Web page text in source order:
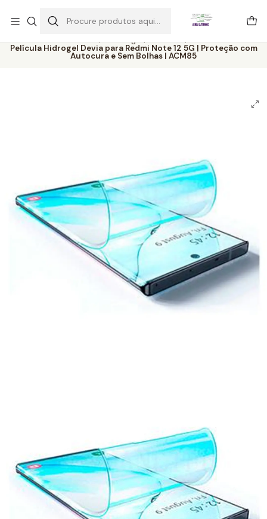
Início Catálogo
Películas
Película Hidrogel Devia para Redmi Note 12 5G | Proteção com
Autocura e Sem Bolhas | ACM85